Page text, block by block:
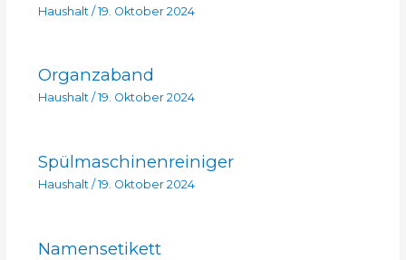
Haushalt /19. Oktober 2024
Organzaband
Haushalt/ 19. Oktober 2024
Spülmaschinenreiniger
Haushalt/ 19. Oktober 2024
Namensetikett